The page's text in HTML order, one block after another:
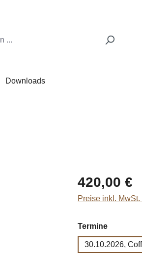
Downloads
Regulärer Preis:
420,00 €
Preise inkl.
Termine
30.10.2026,